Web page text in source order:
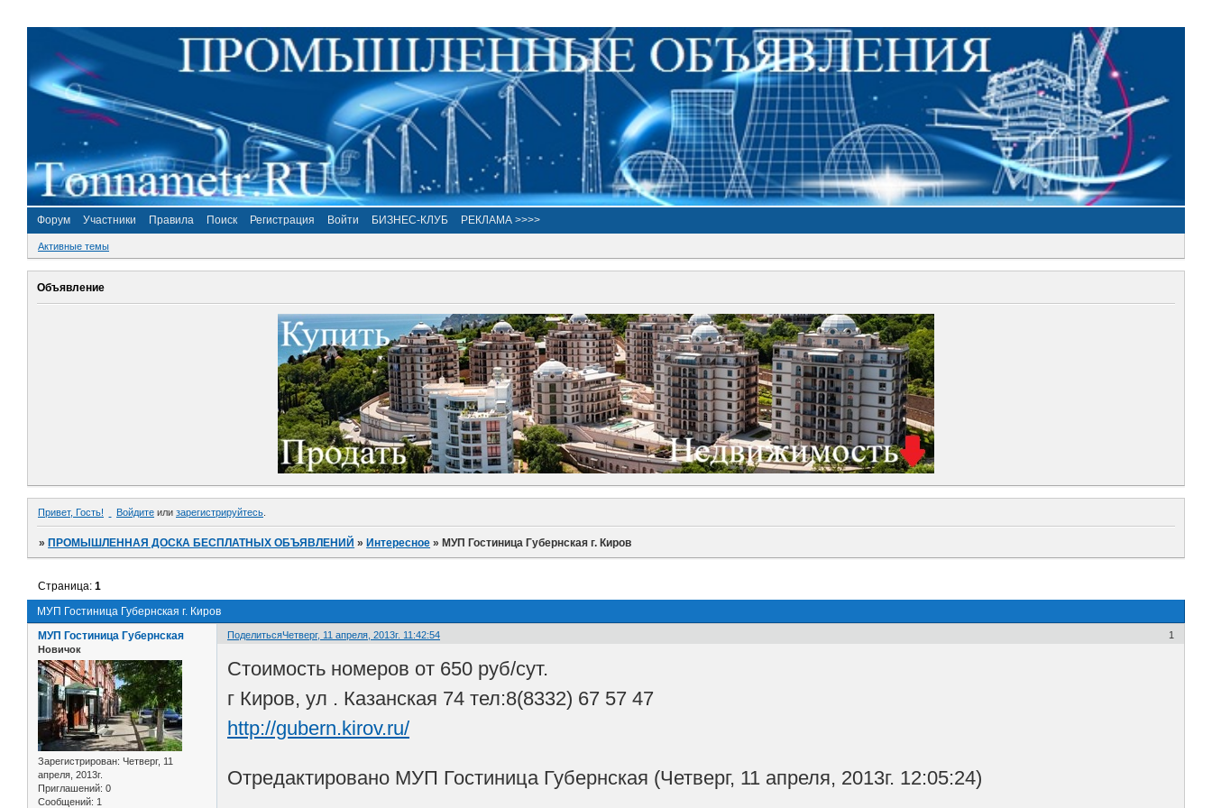
Форум Участники Правила Поиск Регистрация Войти БИЗНЕС-КЛУБ РЕКЛАМА >>>>
Активные темы
Объявление
Привет, Гость! Войдите или зарегистрируйтесь
»ПРОМЫШЛЕННАЯ ДОСКА БЕСПЛАТНЫХ ОБЪЯВЛЕНИЙ »Интересное »МУП Гостиница Губернская г. Киров
МУП Гостиница Губернская г. Киров
Страница:1
Поделиться 1
Четверг, 11 апреля, 2013г. 11:42:54
МУП Гостиница Губернская
Новичок
Зарегистрирован: Четверг, 11
апреля, 2013г.
Приглашений: 0
Сообщений: 1
Стоимость номеров от 650 руб/сут.
г Киров, ул . Казанская 74 тел:8(8332) 67 57 47
http://gubern.kirov.ru/
Отредактировано МУП Гостиница Губернская (Четверг, 11 апреля, 2013г. 12:05:24)